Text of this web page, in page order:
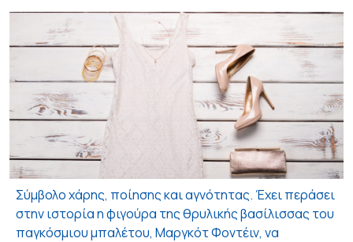
Σύμβολο χάρης, ποίησης και αγνότητας. Έχει περάσει
στην ιστορία η φιγούρα της θρυλικής βασίλισσας του
παγκόσμιου μπαλέτου, Μαργκότ Φοντέιν, να